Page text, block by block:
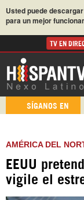
Usted puede
para un mejor
TV EN
SÍGANOS EN
AMÉRICA DEL
EEUU
vigile el